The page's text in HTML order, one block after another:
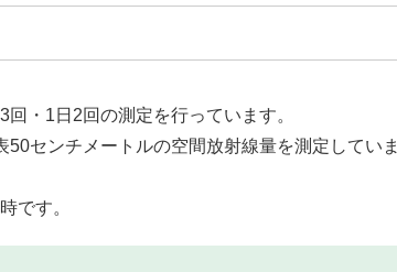
・1日2回の測定を行っています。
センチメートルの空間放射線量を測定していま
です。